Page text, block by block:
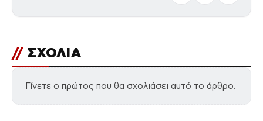
// ΣΧΟΛΙΑ
Γίνετε ο πρώτος που θα σχολιάσει αυτό το άρθρο.